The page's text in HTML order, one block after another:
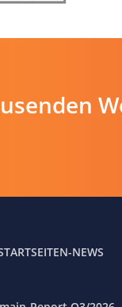
NEWS